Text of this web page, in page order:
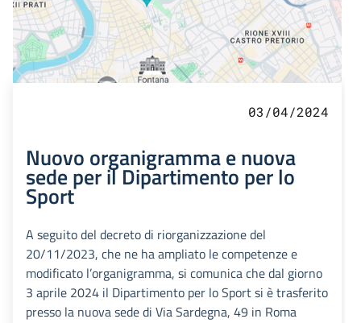
03/04/2024
Nuovo organigramma e nuova
sede per il Dipartimento per lo
Sport
A seguito del decreto di riorganizzazione del
20/11/2023, che ne ha ampliato le competenze e
modificato l’organigramma, si comunica che dal giorno
3 aprile 2024 il Dipartimento per lo Sport si è trasferito
presso la nuova sede di Via Sardegna, 49 in Roma